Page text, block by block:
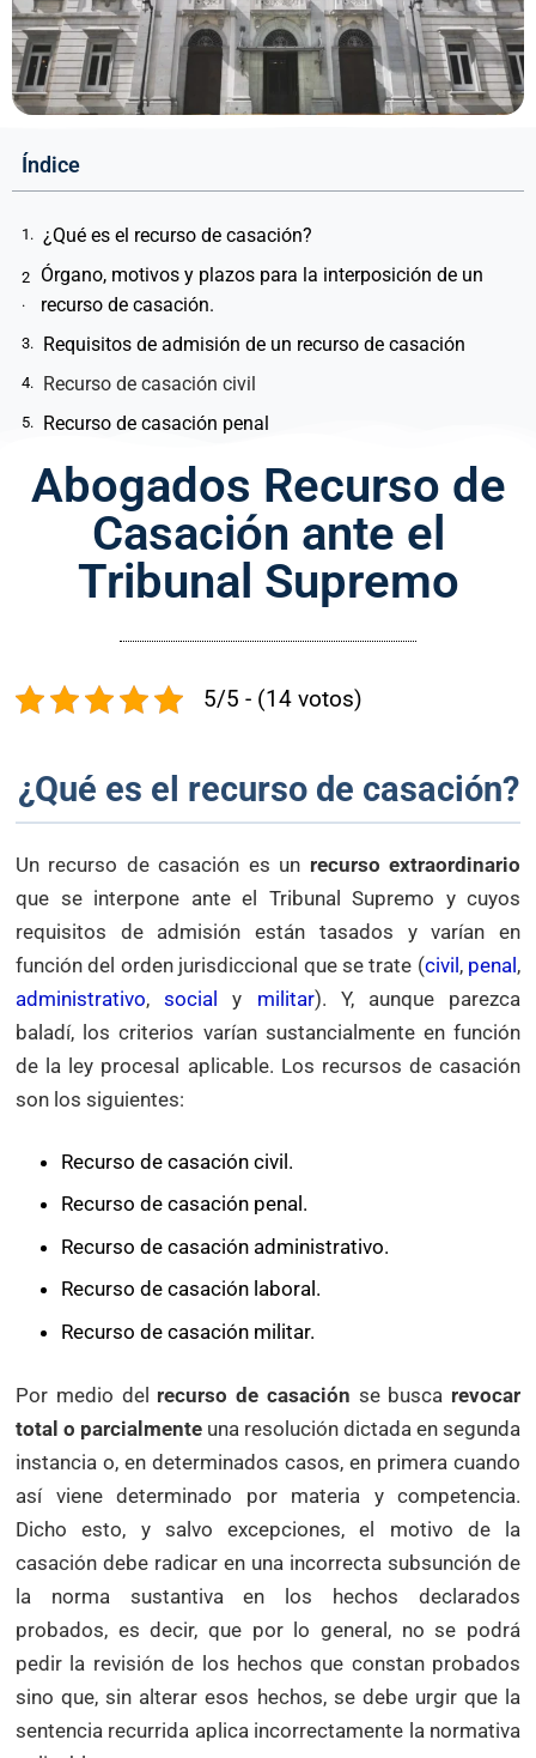
Índice
¿Qué es el recurso de casación?
Órgano, motivos y plazos para la interposición de un
recurso de casación.
Requisitos de admisión de un recurso de casación
Recurso de casación civil
Recurso de casación penal
Recurso de casación Contencioso-Administrativo
Recurso de casación Social
Recurso de casación Militar
Abogados especialistas en recurso de casación
Abogados Recurso de
Casación ante el
Tribunal Supremo
5/5 - (14 votos)
¿Qué es el recurso de casación?
Un recurso de casación es un recurso extraordinario
que se interpone ante el Tribunal Supremo y cuyos
requisitos de admisión están tasados y varían en
función del orden jurisdiccional que se trate (civil, penal,
administrativo,social y militar). Y, aunque parezca
baladí, los criterios varían sustancialmente en función
de la ley procesal aplicable. Los recursos de casación
son los siguientes:
Recurso de casación civil.
Recurso de casación penal.
Recurso de casación administrativo.
Recurso de casación laboral.
Recurso de casación militar.
Por medio del recurso de casación se busca revocar
total o parcialmente una resolución dictada en segunda
instancia o, en determinados casos, en primera cuando
así viene determinado por materia y competencia.
Dicho esto, y salvo excepciones, el motivo de la
casación debe radicar en una incorrecta subsunción de
la norma sustantiva en los hechos declarados
probados, es decir, que por lo general, no se podrá
pedir la revisión de los hechos que constan probados
sino que, sin alterar esos hechos, se debe urgir que la
sentencia recurrida aplica incorrectamente la normativa